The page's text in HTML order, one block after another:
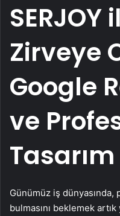
Zirveye
Google
ve
Günümüz iş
bulmasını beklemek